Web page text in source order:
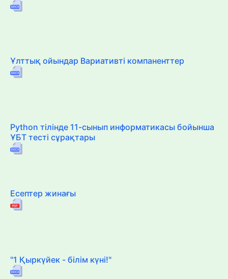
Ұлттық ойындар Вариативті компаненттер
Python тілінде 11-сынып информатикасы бойынша
ҰБТ тесті сұрақтары
Есептер жинағы
"1 Қыркүйек - білім күні!"